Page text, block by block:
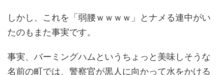
しかし、これを「弱腰ｗｗｗｗ」とナメる連中がい
たのもまた事実です。
事実、バーミングハムというちょっと美味しそうな
名前の町では、警察官が黒人に向かって水をかける